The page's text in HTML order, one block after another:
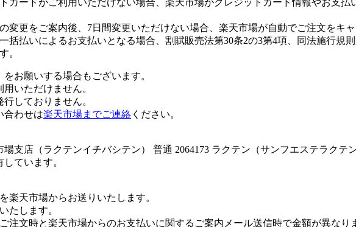
カードがご利用いただけない場合、楽天市場がクレジットカード情報やお支
変更をご案内後、7日間変更いただけない場合、楽天市場が自動でご注文をキャ
括払いによるお支払いとなる場合、割賦販売法第30条2の3第4項、同法施行規
。
お願いする場合もございます。
いただけません。
しておりません。
合わせは楽天市場までご連絡 ください。
支店（ラクテンイチバシテン） 普通 2064173 ラクテン（サンフエステラクテ
ています。
楽天市場からお送りいたします。
たします。
注文時と楽天市場からのお支払いに関するご案内メール送信時で金額が異なり